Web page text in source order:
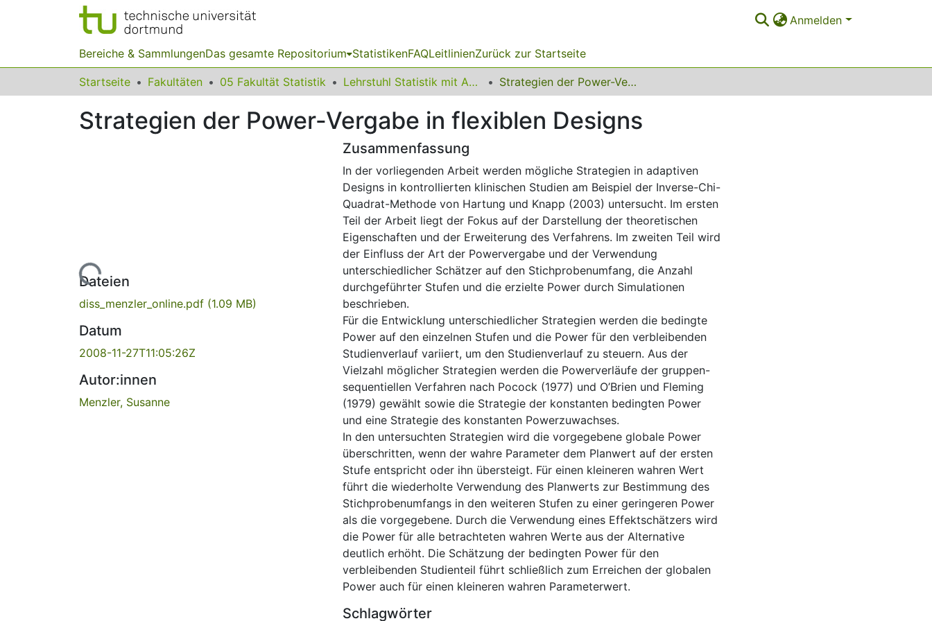
Anmelden
Bereiche & SammlungenDas gesamte Repositorium StatistikenFAQLeitlinienZurück zur Startseite
Startseite Fakultäten 05 Fakultät Statistik Lehrstuhl Statistik mit Anwendungen im Bereich der Ingenieurwissenschaften Strategien der Power-Vergabe in flexiblen Designs
Strategien der Power-Vergabe in flexiblen Designs
Lade...
Dateien
diss_menzler_online.pdf (1.09 MB)
Datum
2008-11-27T11:05:26Z
Autor:innen
Menzler, Susanne
Zusammenfassung
In der vorliegenden Arbeit werden mögliche Strategien in adaptiven
Designs in kontrollierten klinischen Studien am Beispiel der Inverse-Chi-
Quadrat-Methode von Hartung und Knapp (2003) untersucht. Im ersten
Teil der Arbeit liegt der Fokus auf der Darstellung der theoretischen
Eigenschaften und der Erweiterung des Verfahrens. Im zweiten Teil wird
der Einfluss der Art der Powervergabe und der Verwendung
unterschiedlicher Schätzer auf den Stichprobenumfang, die Anzahl
durchgeführter Stufen und die erzielte Power durch Simulationen
beschrieben.
Für die Entwicklung unterschiedlicher Strategien werden die bedingte
Power auf den einzelnen Stufen und die Power für den verbleibenden
Studienverlauf variiert, um den Studienverlauf zu steuern. Aus der
Vielzahl möglicher Strategien werden die Powerverläufe der gruppen-
sequentiellen Verfahren nach Pocock (1977) und O’Brien und Fleming
(1979) gewählt sowie die Strategie der konstanten bedingten Power
und eine Strategie des konstanten Powerzuwachses.
In den untersuchten Strategien wird die vorgegebene globale Power
überschritten, wenn der wahre Parameter dem Planwert auf der ersten
Stufe entspricht oder ihn übersteigt. Für einen kleineren wahren Wert
führt die wiederholte Verwendung des Planwerts zur Bestimmung des
Stichprobenumfangs in den weiteren Stufen zu einer geringeren Power
als die vorgegebene. Durch die Verwendung eines Effektschätzers wird
die Power für alle betrachteten wahren Werte aus der Alternative
deutlich erhöht. Die Schätzung der bedingten Power für den
verbleibenden Studienteil führt schließlich zum Erreichen der globalen
Power auch für einen kleineren wahren Parameterwert.
Schlagwörter